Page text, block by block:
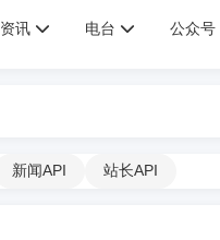
资讯 电台 公众号
新闻API 站长API